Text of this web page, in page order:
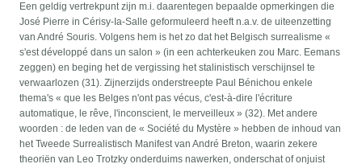
Een geldig vertrekpunt zijn m.i. daarentegen bepaalde opmerkingen die
José Pierre in Cérisy-Ia-Salle geformuleerd heeft n.a.v. de uiteenzetting
van André Souris. Volgens hem is het zo dat het Belgisch surrealisme «
s'est développé dans un salon » (in een achterkeuken zou Marc. Eemans
zeggen) en beging het de vergissing het stalinistisch verschijnsel te
verwaarlozen (31). Zijnerzijds onderstreepte Paul Bénichou enkele
thema's « que les Belges n'ont pas vécus, c'est-à-dire l'écriture
automatique, le rêve, l'inconscient, le merveilleux » (32). Met andere
woorden : de leden van de « Société du Mystère » hebben de inhoud van
het Tweede Surrealistisch Manifest van André Breton, waarin zekere
theoriën van Leo Trotzky onderduims nawerken, onderschat of onjuist